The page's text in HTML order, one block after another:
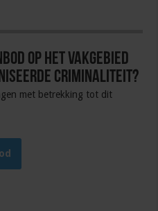
op het vakgebied
Criminaliteit?
met betrekking tot dit